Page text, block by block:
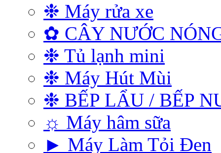
❉ Máy rửa xe
✿ CÂY NƯỚC
❉ Tủ lạnh mini
❉ Máy Hút Mùi
❉ BẾP LẨU / BẾP
☼ Máy hâm sữa
► Máy Làm Tỏi Đen